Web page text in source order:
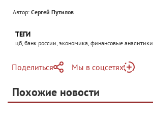
Автор: Сергей Путилов
ТЕГИ
цб, банк россии, экономика, финансовые аналитики
Поделиться
Telegram
Мы в соцсетях
Яндекс Дзен
Похожие новости